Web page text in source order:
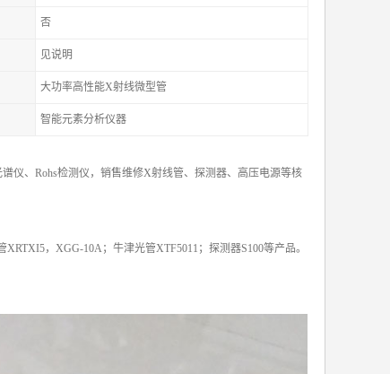
否
见说明
大功率高性能X射线微型管
智能元素分析仪器
仪、Rohs检测仪，销售维修X射线管、探测器、高压电源等核
，XGG-10A；牛津光管XTF5011；探测器S100等产品。